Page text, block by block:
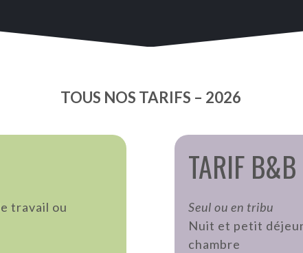
TOUS NOS TARIFS – 2026
travail ou
TARIF B&B
Seul ou en tribu
Nuit et petit
chambre